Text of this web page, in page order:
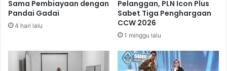
i
p
K
a
h
s
a
Sama Pembiayaan dengan
Pandai Gadai
4 hari lalu
Pelanggan, PLN Icon Plus
Sabet Tiga Penghargaan
CCW 2026
1 minggu lalu